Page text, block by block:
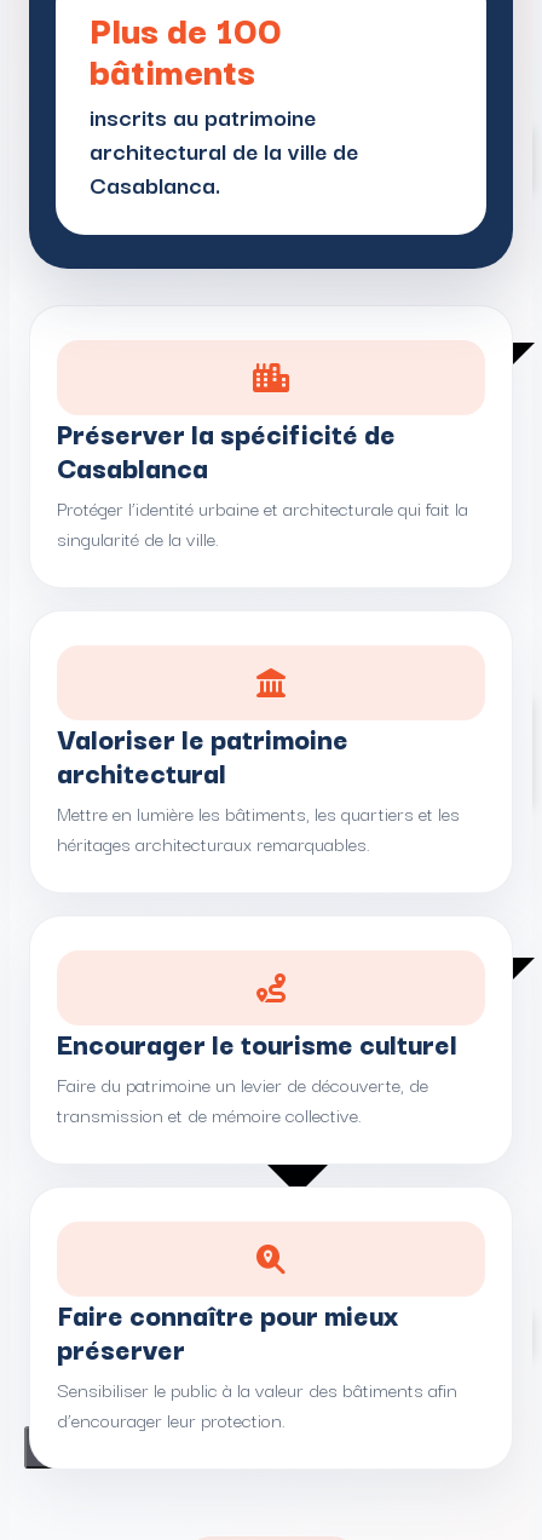
Centre documentaire
Espace presse
Contribuer
Bénévolat
Partenaires
DÉFENDRE
Actions de préservation
Campagnes de sensibilisation
Plus de 100
bâtiments
inscrits au patrimoine
architectural de la ville de
Casablanca.
Préserver la spécificité de
Casablanca
Protéger l’identité urbaine et architecturale qui fait la
singularité de la ville.
Valoriser le patrimoine
architectural
Mettre en lumière les bâtiments, les quartiers et les
héritages architecturaux remarquables.
Encourager le tourisme culturel
Faire du patrimoine un levier de découverte, de
transmission et de mémoire collective.
Faire connaître pour mieux
préserver
Sensibiliser le public à la valeur des bâtiments afin
d’encourager leur protection.